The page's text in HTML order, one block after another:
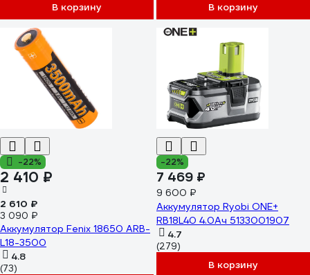
В корзину В корзину
-22%
2 410 ₽
2 610 ₽
3 090 ₽
Аккумулятор Fenix 18650 ARB-
L18-3500
4.8
(73)
-22%
7 469 ₽
9 600 ₽
Аккумулятор Ryobi ONE+
RB18L40 4.0Ач 5133001907
4.7
(279)
В корзину